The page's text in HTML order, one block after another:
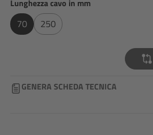
Seleziona
Lunghezza cavo in mm
70 250
GENERA SCHEDA TECNICA